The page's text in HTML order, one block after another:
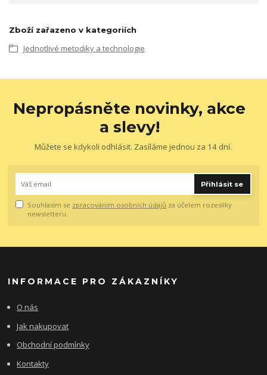
Zboží zařazeno v kategoriích
Jednotlivé metodiky a technologie
Nepropásněte novinky, akce
a slevy!
Můžete se kdykoli odhlásit. Zasíláme jednou za 14 dní.
Přihlásit se
Souhlasím se zpracováním osobních údajů za účelem rozesílky
newsletteru.
INFORMACE PRO ZÁKAZNÍKY
O nás
Jak nakupovat
Obchodní podmínky
Kontakty